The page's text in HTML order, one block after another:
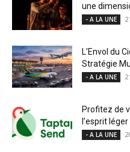
une
- A LA UNE
L’Envol du
Stratégie
- A LA UNE
Profitez de
l’esprit
- A LA UNE